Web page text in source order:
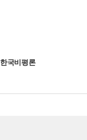
한국비평론